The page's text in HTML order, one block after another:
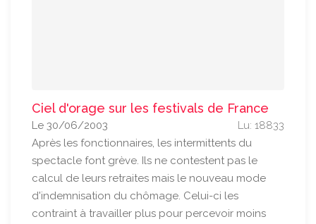
Ciel d'orage sur les festivals de France
Lu: 18833
Le 30/06/2003
Après les fonctionnaires, les intermittents du
spectacle font grève. Ils ne contestent pas le
calcul de leurs retraites mais le nouveau mode
d'indemnisation du chômage. Celui-ci les
contraint à travailler plus pour percevoir moins